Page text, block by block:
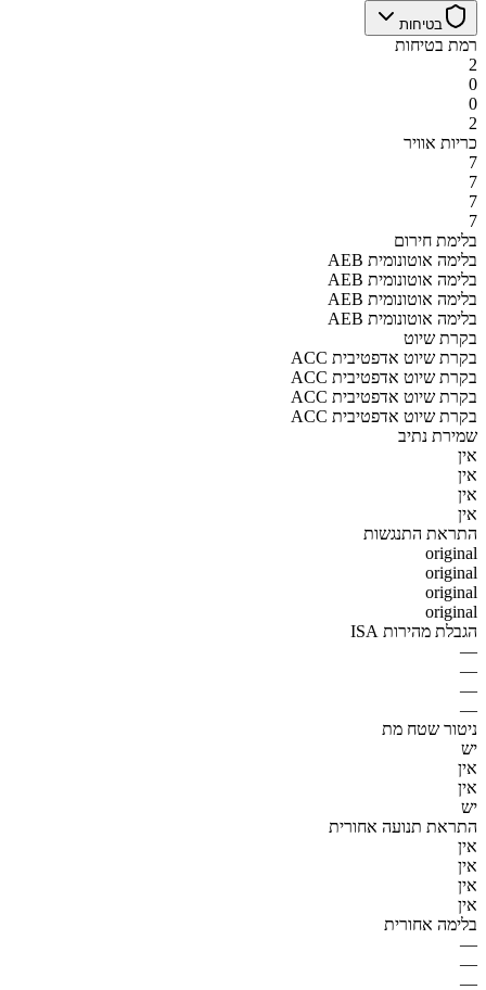
בטיחות
רמת בטיחות
2
0
0
2
כריות אוויר
7
7
7
7
בלימת חירום
AEB בלימה אוטונומית
AEB בלימה אוטונומית
AEB בלימה אוטונומית
AEB בלימה אוטונומית
בקרת שיוט
ACC בקרת שיוט אדפטיבית
ACC בקרת שיוט אדפטיבית
ACC בקרת שיוט אדפטיבית
ACC בקרת שיוט אדפטיבית
שמירת נתיב
אין
אין
אין
אין
התראת התנגשות
original
original
original
original
הגבלת מהירות ISA
—
—
—
—
ניטור שטח מת
יש
אין
אין
יש
התראת תנועה אחורית
אין
אין
אין
אין
בלימה אחורית
—
—
—